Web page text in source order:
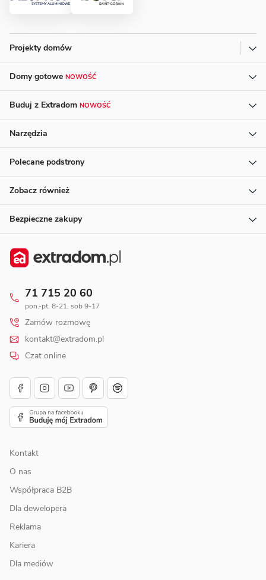
Projekty domów
Domy gotowe NOWOŚĆ
Buduj z Extradom NOWOŚĆ
Narzędzia
Polecane podstrony
Zobacz również
Bezpieczne zakupy
71 715 20 60
pon.-pt. 8-21, sob 9-17
Zamów rozmowę
kontakt@extradom.pl
Czat online
Kontakt
O nas
Współpraca B2B
Dla dewelopera
Reklama
Kariera
Dla mediów